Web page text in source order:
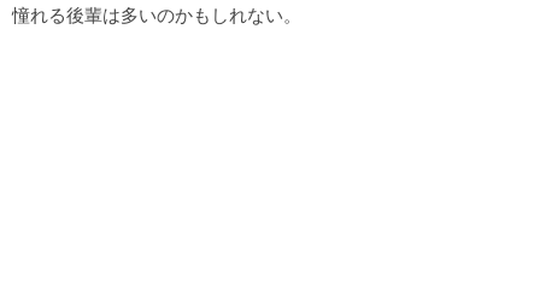
憧れる後輩は多いのかもしれない。